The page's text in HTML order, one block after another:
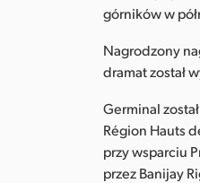
górników w
Nagrodzony
dramat został
Germinal
Région Hauts
przy wsparciu
przez Banijay